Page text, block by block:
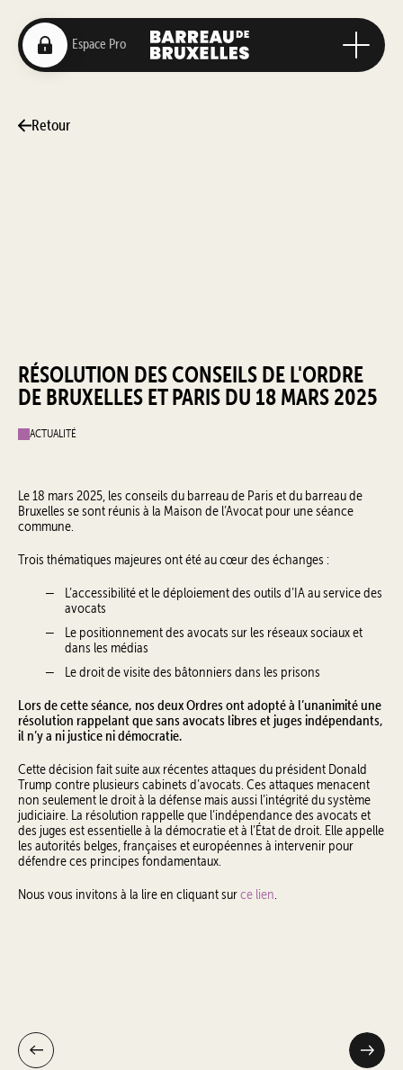
Retour
RÉSOLUTION DES CONSEILS DE L'ORDRE
DE BRUXELLES ET PARIS DU 18 MARS 2025
ACTUALITÉ
Le 18 mars 2025, les conseils du barreau de Paris et du barreau de
Bruxelles se sont réunis à la Maison de l’Avocat pour une séance
commune.
Trois thématiques majeures ont été au cœur des échanges :
L’accessibilité et le déploiement des outils d’IA au service des
avocats
Le positionnement des avocats sur les réseaux sociaux et
dans les médias
Le droit de visite des bâtonniers dans les prisons
Lors de cette séance, nos deux Ordres ont adopté à l’unanimité une
résolution rappelant que sans avocats libres et juges indépendants,
il n’y a ni justice ni démocratie.
Cette décision fait suite aux récentes attaques du président Donald
Trump contre plusieurs cabinets d’avocats. Ces attaques menacent
non seulement le droit à la défense mais aussi l’intégrité du système
judiciaire. La résolution rappelle que l’indépendance des avocats et
des juges est essentielle à la démocratie et à l’État de droit. Elle appelle
les autorités belges, françaises et européennes à intervenir pour
défendre ces principes fondamentaux.
Nous vous invitons à la lire en cliquant surce lien